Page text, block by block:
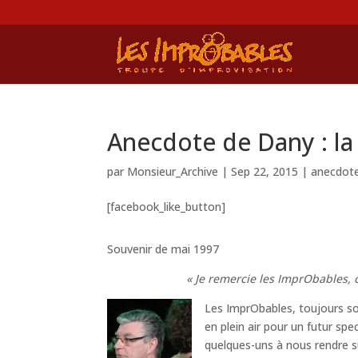
Anecdote de Dany :
par Monsieur_Archive |Sep 22, 2015 |
[facebook_like_button]
Souvenir de mai 1997
« Je remercie les
Les ImprObables, toujours
en plein air pour un futur
quelques-uns à nous rendre